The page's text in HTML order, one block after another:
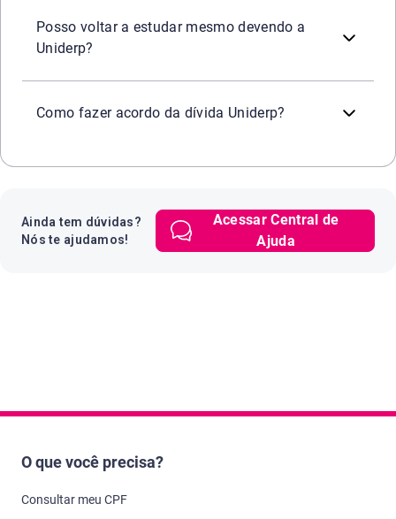
Posso voltar a estudar mesmo devendo a
Uniderp?
Como fazer acordo da dívida Uniderp?
Ainda tem dúvidas?
Nós te ajudamos!
Acessar Central de
Ajuda
O que você precisa?
Consultar meu CPF